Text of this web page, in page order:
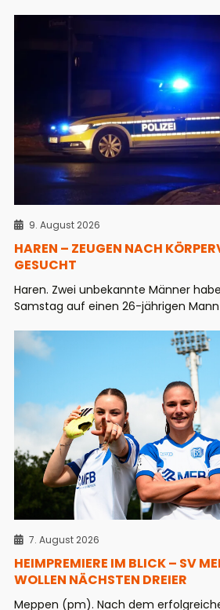
9. August 2026
HAREN – ZEUGEN NACH
GESUCHT
Haren. Zwei unbekannte Männer
Samstag auf einen 26-jährigen Mann
7. August 2026
HEIMPREMIERE IM BLICK – SV
WOLLEN NÄCHSTEN DREIER
Meppen (pm). Nach dem